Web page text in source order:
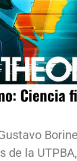
Ciencia
de la